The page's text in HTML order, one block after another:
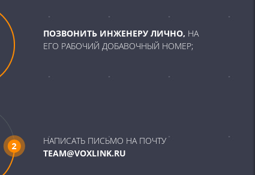
ПОЗВОНИТЬ ИНЖЕНЕРУ ЛИЧНО, НА
ЕГО РАБОЧИЙ ДОБАВОЧНЫЙ НОМЕР;
НАПИСАТЬ ПИСЬМО НА ПОЧТУ
TEAM@VOXLINK.RU